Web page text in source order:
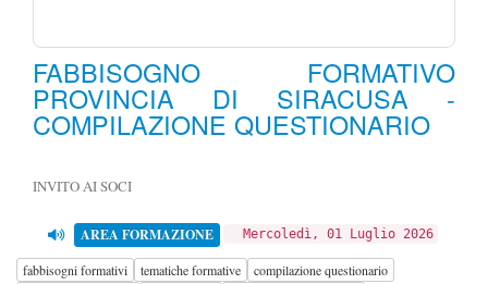
FABBISOGNO FORMATIVO
PROVINCIA DI SIRACUSA -
COMPILAZIONE QUESTIONARIO
INVITO AI SOCI
AREA FORMAZIONE Mercoledì, 01 Luglio 2026
fabbisogni formativi tematiche formative
compilazione questionario